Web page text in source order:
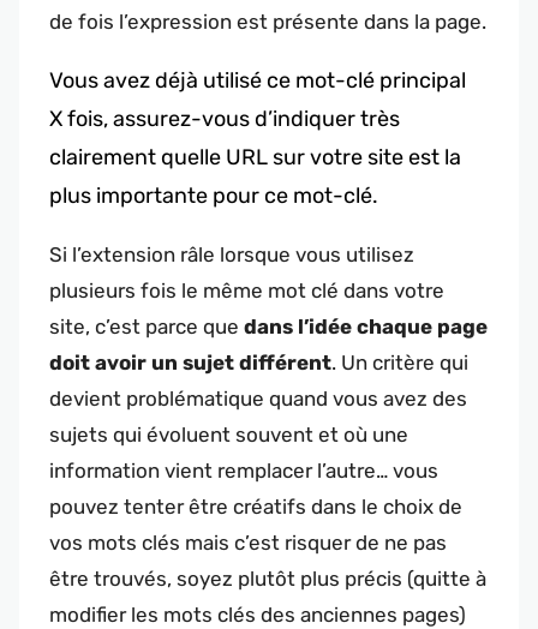
de fois l’expression est présente dans la page.
Vous avez déjà utilisé ce mot-clé principal
X fois, assurez-vous d’indiquer très
clairement quelle URL sur votre site est la
plus importante pour ce mot-clé.
Si l’extension râle lorsque vous utilisez
plusieurs fois le même mot clé dans votre
site, c’est parce que dans l’idée chaque page
doit avoir un sujet différent. Un critère qui
devient problématique quand vous avez des
sujets qui évoluent souvent et où une
information vient remplacer l’autre… vous
pouvez tenter être créatifs dans le choix de
vos mots clés mais c’est risquer de ne pas
être trouvés, soyez plutôt plus précis (quitte à
modifier les mots clés des anciennes pages)